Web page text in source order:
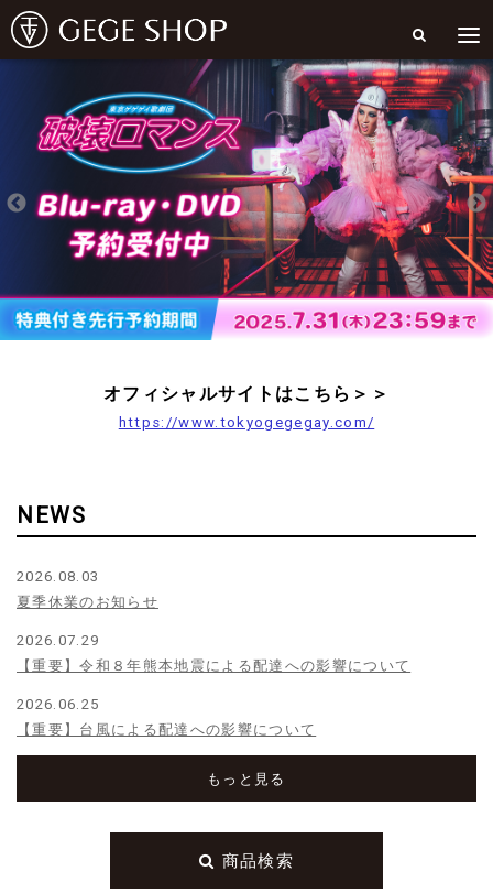
オフィシャルサイトはこちら＞＞
https://www.tokyogegegay.com/
NEWS
2026.08.03
夏季休業のお知らせ
2026.07.29
【重要】令和８年熊本地震による配達への影響について
2026.06.25
【重要】台風による配達への影響について
もっと見る
商品検索